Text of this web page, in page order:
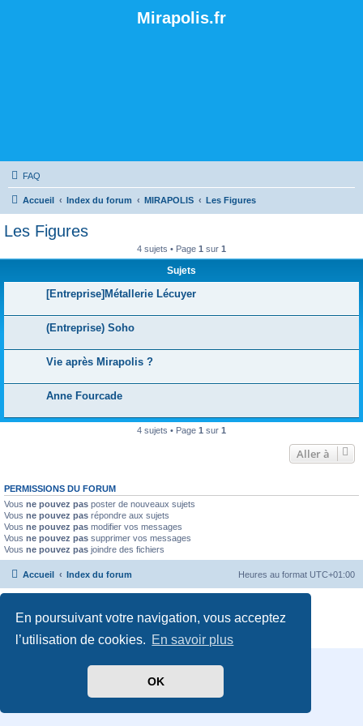
En poursuivant votre navigation, vous acceptez
l’utilisation de cookies. En savoir plus
OK
Mirapolis.fr
FAQ
Accueil Index du forum MIRAPOLIS Les Figures
Les Figures
4 sujets • Page 1 sur 1
Sujets
[Entreprise]Métallerie Lécuyer
(Entreprise) Soho
Vie après Mirapolis ?
Anne Fourcade
4 sujets • Page 1 sur 1
Aller à
PERMISSIONS DU FORUM
Vous ne pouvez pas poster de nouveaux sujets
Vous ne pouvez pas répondre aux sujets
Vous ne pouvez pas modifier vos messages
Vous ne pouvez pas supprimer vos messages
Vous ne pouvez pas joindre des fichiers
Accueil Index du forum Heures au format UTC+01:00
Traduit parphpBB-fr.com